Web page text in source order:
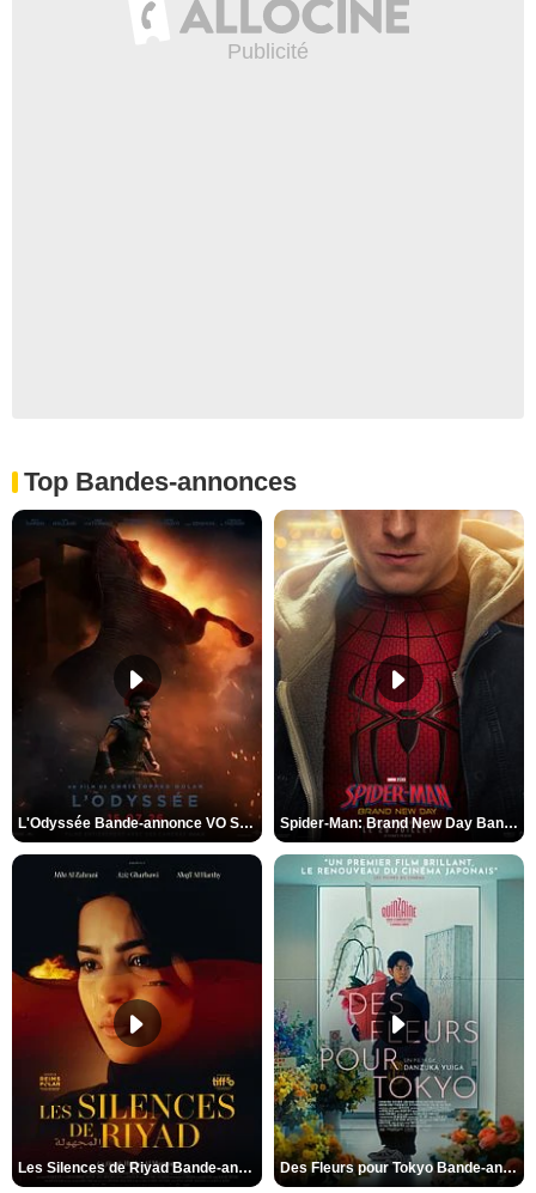
Top Bandes-annonces
L'Odyssée Bande-annonce VO STFR Spider-Man: Brand New Day Bande-annonce VO STFR
Les Silences de Riyad Bande-annonce VO STFR Des Fleurs pour Tokyo Bande-annonce VO STFR